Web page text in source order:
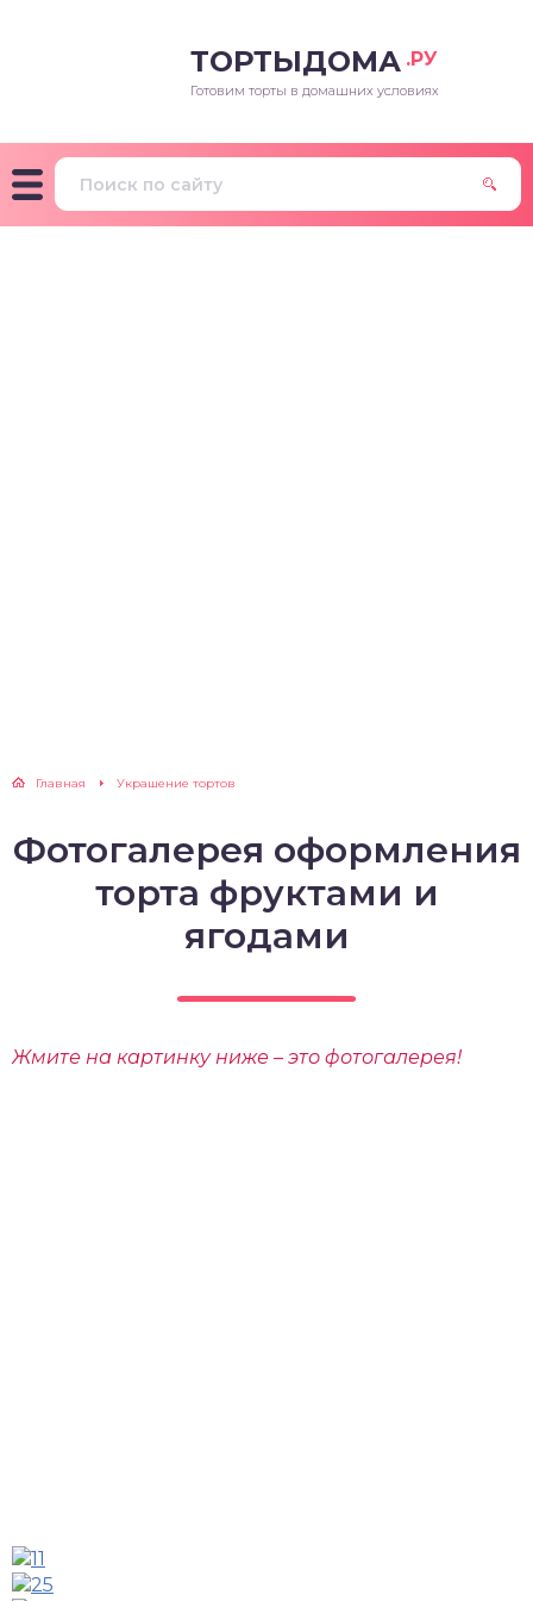
ТОРТЫДОМА .РУ
Готовим торты в домашних условиях
Главная Украшение тортов
Фотогалерея оформления
торта фруктами и
ягодами
Жмите на картинку ниже – это фотогалерея!